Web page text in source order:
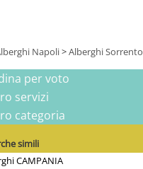
Napoli>Alberghi Sorrento
per voto
servizi
categoria
simili
CAMPANIA